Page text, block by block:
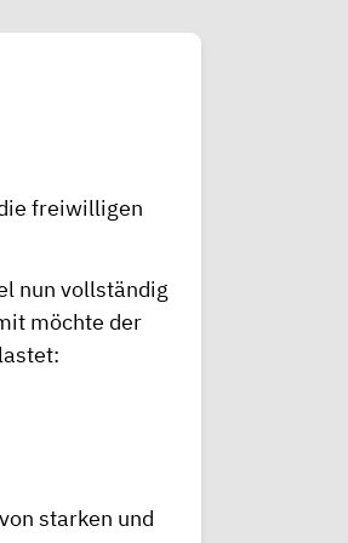
freiwilligen
nun vollständig
möchte der
starken und